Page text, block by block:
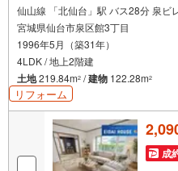
仙山線 「北仙台」駅 バス28分 泉ビ
宮城県仙台市泉区館3丁目
1996年5月（築31年）
4LDK / 地上2階建
土地219.84m2 /建物 122.28m2
リフォーム
成